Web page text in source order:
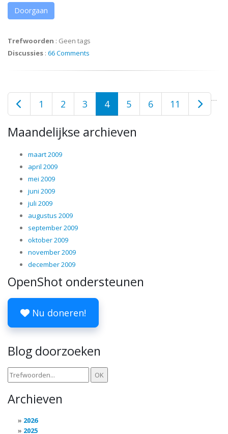
Doorgaan
Trefwoorden : Geen tags
Discussies : 66 Comments
1 2 3 4 5 6 …
11
Maandelijkse archieven
maart 2009
april 2009
mei 2009
juni 2009
juli 2009
augustus 2009
september 2009
oktober 2009
november 2009
december 2009
OpenShot ondersteunen
Nu doneren!
Blog doorzoeken
Archieven
2026
2025